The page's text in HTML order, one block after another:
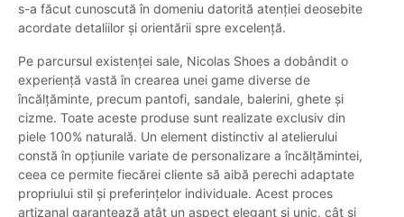
s-a făcut cunoscută în domeniu datorită atenției deosebite
acordate detaliilor și orientării spre excelență.
Pe parcursul existenței sale, Nicolas Shoes a dobândit o
experiență vastă în crearea unei game diverse de
încălțăminte, precum pantofi, sandale, balerini, ghete și
cizme. Toate aceste produse sunt realizate exclusiv din
piele 100% naturală. Un element distinctiv al atelierului
constă în opțiunile variate de personalizare a încălțămintei,
ceea ce permite fiecărei cliente să aibă perechi adaptate
propriului stil și preferințelor individuale. Acest proces
artizanal garantează atât un aspect elegant și unic, cât și